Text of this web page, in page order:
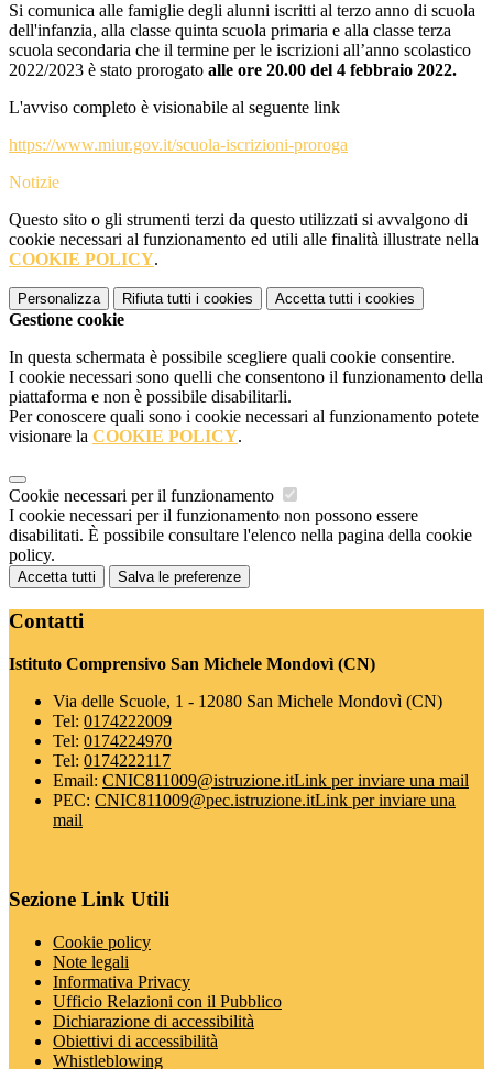
Si comunica alle famiglie degli alunni iscritti al terzo anno di scuola
dell'infanzia, alla classe quinta scuola primaria e alla classe terza
scuola secondaria che il termine per le iscrizioni all’anno scolastico
2022/2023 è stato prorogato alle ore 20.00 del 4 febbraio 2022.
L'avviso completo è visionabile al seguente link
https://www.miur.gov.it/scuola-iscrizioni-proroga
Notizie
Questo sito o gli strumenti terzi da questo utilizzati si avvalgono di
cookie necessari al funzionamento ed utili alle finalità illustrate nella
COOKIE POLICY.
Personalizza Rifiuta tutti i cookies Accetta tutti i cookies
Gestione cookie
In questa schermata è possibile scegliere quali cookie consentire.
I cookie necessari sono quelli che consentono il funzionamento della
piattaforma e non è possibile disabilitarli.
Per conoscere quali sono i cookie necessari al funzionamento potete
visionare la COOKIE POLICY.
Cookie necessari per il funzionamento
I cookie necessari per il funzionamento non possono essere
disabilitati. È possibile consultare l'elenco nella pagina della cookie
policy.
Accetta tutti Salva le preferenze
Contatti
Istituto Comprensivo San Michele Mondovì (CN)
Via delle Scuole, 1 - 12080 San Michele Mondovì (CN)
Tel: 0174222009
Tel: 0174224970
Tel: 0174222117
Email: CNIC811009@istruzione.itLink per inviare una mail
PEC: CNIC811009@pec.istruzione.itLink per inviare una
mail
Sezione Link Utili
Cookie policy
Note legali
Informativa Privacy
Ufficio Relazioni con il Pubblico
Dichiarazione di accessibilità
Obiettivi di accessibilità
Whistleblowing